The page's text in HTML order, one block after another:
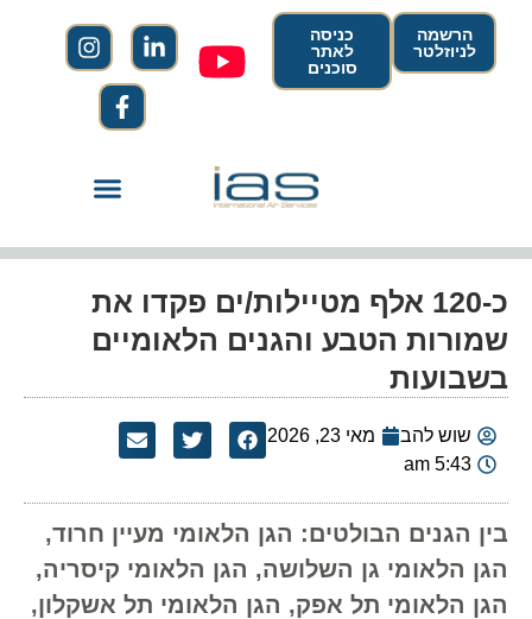
הרשמה
לניוזלטר
כניסה
לאתר
סוכנים
כ-120 אלף מטיילות/ים פקדו את
שמורות הטבע והגנים הלאומיים
בשבועות
שוש להב
מאי 23, 2026
5:43 am
בין הגנים הבולטים: הגן הלאומי מעיין חרוד,
הגן הלאומי גן השלושה, הגן הלאומי קיסריה,
הגן הלאומי תל אפק, הגן הלאומי תל אשקלון,